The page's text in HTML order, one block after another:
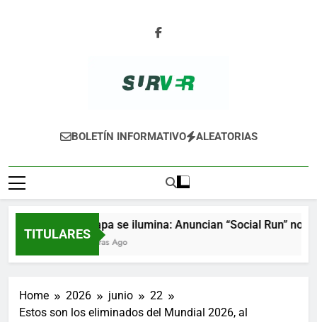
SURVER
BOLETÍN INFORMATIVO ALEATORIAS
TITULARES
Xalapa se ilumina: Anuncian “Social Run”
4 Horas Ago
Home 2026 junio
22
Estos son los eliminados del Mundial 2026, al